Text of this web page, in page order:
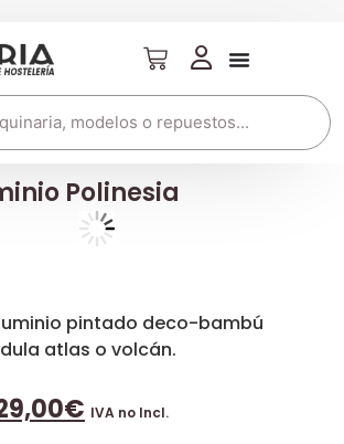
Polinesia
pintado deco-bambú
atlas o volcán.
€ IVA no Incl.